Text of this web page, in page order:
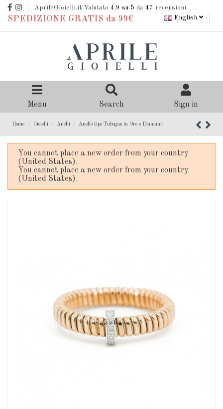
AprileGioielli.it Valutato 4.9 su 5 da 47 recensioni.
SPEDIZIONE GRATIS da 99€ English
Menu Search Sign in
Home Gioielli Anelli Anello tipo Tubogas in Oro e Diamanti
You cannot place a new order from your country
(United States).
You cannot place a new order from your country
(United States).